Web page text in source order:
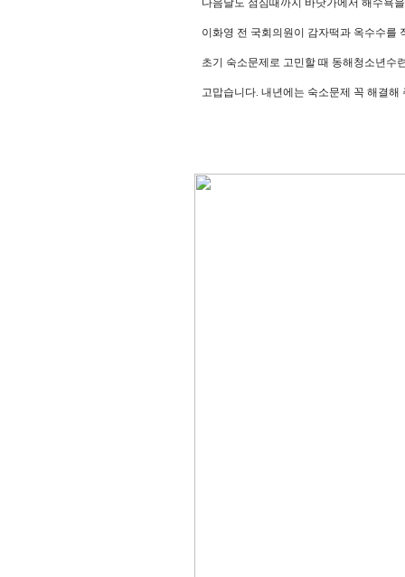
다음날도 점심때까지 바닷가에서 해수욕
이화영 전 국회의원이 감자떡과 옥수수를
초기 숙소문제로 고민할 때 동해청소년수
고맙습니다. 내년에는 숙소문제 꼭 해결해